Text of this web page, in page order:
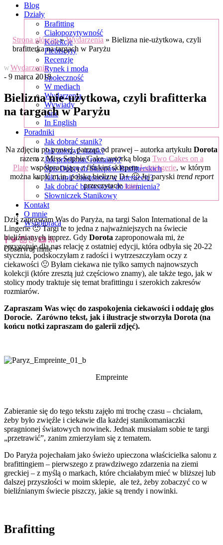
Blog
Działy
Brafitting
Ciałopozytywność
Kolekcje
Plebiscyty
Recenzje
Rynek i moda
Społeczność
W mediach
Wydarzenia
Wywiady
Inne
In English
Poradniki
Jak dobrać stanik?
Jak założyć stanik?
Jak przeliczać rozmiary?
Spis Dobrych Sklepów Brafitterskich
Jak kupić biustonosz w internecie?
Jak dobrać biustonosz do karmienia?
Słowniczek Stanikowy
Kontakt
O mnie
Współpraca
Obserwuj mnie +
Strona główna»Wydarzenia »Bielizna nie-użytkowa, czyli
brafitterka na targach w Paryżu
W Wydarzenia
- 9 marca 2018
Bielizna nie-użytkowa, czyli brafitterka
na targach w Paryżu
Na zdjęciu po prawej, patrząc od prawej – autorka artykułu Dorota
razem z Miss Sophie Cake, autorką bloga Two Cakes on a
Platewspółpracującą z fińskim sklepemLumingerie, w którym
można kupić m.in. polską bieliznę D+ 🙂 Jej paryski trend report
przeczytacietutaj.
Dziś zapraszam Was do Paryża, na targi Salon International de la
Lingerie 🙂 Targi te to jedna z najważniejszych na świecie
bieliźnianych imprez. Gdy Dorota zaproponowała mi, że
przygotuje dla nas relację z ostatniej edycji, która odbyła się 20-22
stycznia, podskoczyłam z radości i wytrzeszczyłam oczy z
ciekawości 🙂 Byłam ciekawa nie tylko samych najnowszych
kolekcji (które zresztą już częściowo znamy), ale także tego, jak w
stolicy mody traktuje się temat brafittingu i szerokich zakresów
rozmiarów.
Zapraszam Was więc do zaspokojenia ciekawości i oddaję głos
Dorocie. Zarówno tekst, jak i ilustracje stworzyła Dorota (na
końcu notki zapraszam do galerii zdjęć).
Empreinte
Zabieranie się do tego tekstu zajęło mi trochę czasu – chciałam,
żeby było zwięźle i ciekawie dla każdej stanikomaniaczki
spragnionej światowych nowinek. Jednak musiałam sobie te targi
„przetrawić”, zanim zmierzyłam się z tematem.
Do Paryża pojechałam jako świeżo upieczona właścicielka salonu z
brafittingiem – pierwszego z prawdziwego zdarzenia na ziemi
greckiej – z myślą o markach, które chciałabym mieć w bliższej lub
dalszej przyszłości w moim sklepie, ale też, żeby zobaczyć co w
bieliźnianym świecie piszczy, jakie są trendy i nowinki.
Brafitting